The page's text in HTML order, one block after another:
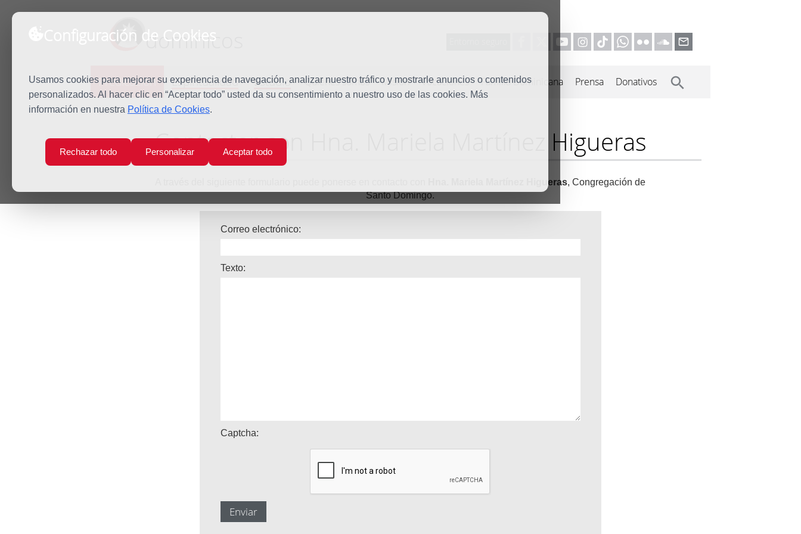
Configuración de Cookies
Usamos cookies para mejorar su experiencia de navegación, analizar nuestro tráfico y mostrarle anuncios o contenidos
personalizados. Al hacer clic en “Aceptar todo” usted da su consentimiento a nuestro uso de las cookies. Más
información en nuestra Política de Cookies.
Rechazar todo Personalizar Aceptar todo
dominicos
Predicación Espiritualidad Estudio Quiénes somos Misión Vocaciones Familia Dominicana Prensa Donativos
Inicio Predicación Contactar
Contactar con Hna. Mariela Martínez Higueras
Hna. Mariela Martínez Higueras, Congregación de
Santo Domingo.
Correo electrónico:
Texto:
Captcha: